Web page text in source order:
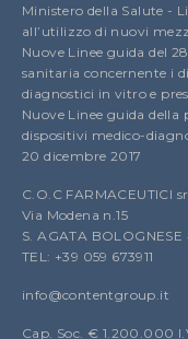
Ministero della Salute -
all’utilizzo di nuovi
Nuove Linee guida del
sanitaria concernente i
diagnostici in vitro e
Nuove Linee guida
dispositivi medico-
20 dicembre 2017
C.O.C FARMACEUTICI
Via Modena n.15
S. AGATA
TEL: +39 059 673911
info@contentgroup.it
Cap. Soc. € 1.200.000